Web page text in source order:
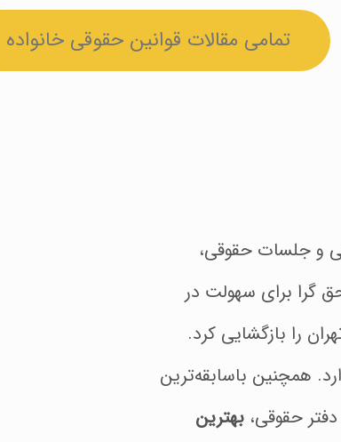
تمامی مقالات قوانین حقوقی خانواده
و جلسات حقوقی،
گرا برای سهولت در
را بازگشایی کرد.
همچنین باسابقه‌ترین
حقوقی،بهترین